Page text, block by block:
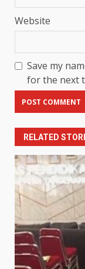
Website
Save my
for the next
RELATED